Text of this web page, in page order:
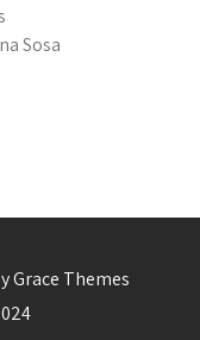
Sosa
Grace Themes